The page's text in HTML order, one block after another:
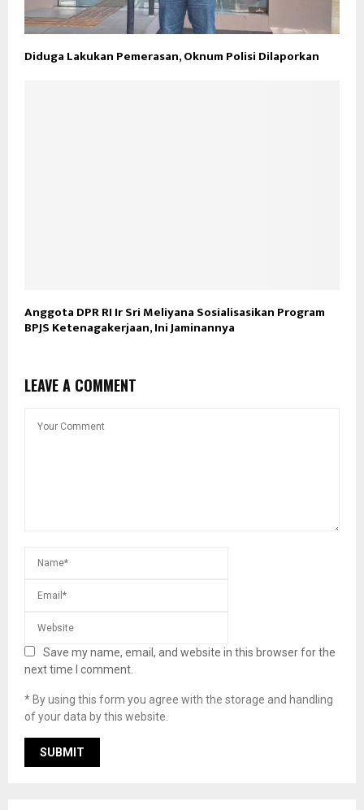
Diduga Lakukan Pemerasan, Oknum Polisi Dilaporkan
Anggota DPR RI Ir Sri Meliyana Sosialisasikan Program
BPJS Ketenagakerjaan, Ini Jaminannya
LEAVE A COMMENT
Save my name, email, and website in this browser for the
next time I comment.
* By using this form you agree with the storage and handling
of your data by this website.